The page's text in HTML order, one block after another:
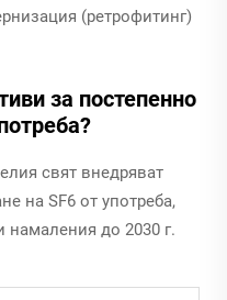
(ретрофитинг)
за постепенно
свят внедряват
на SF6 от употреба,
намаления до 2030 г.